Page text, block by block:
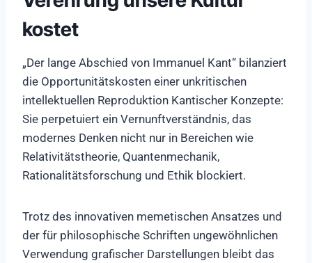
kostet
„Der lange Abschied von Immanuel Kant“ bilanziert
die Opportunitätskosten einer unkritischen
intellektuellen Reproduktion Kantischer Konzepte:
Sie perpetuiert ein Vernunftverständnis, das
modernes Denken nicht nur in Bereichen wie
Relativitätstheorie, Quantenmechanik,
Rationalitätsforschung und Ethik blockiert.
Trotz des innovativen memetischen Ansatzes und
der für philosophische Schriften ungewöhnlichen
Verwendung grafischer Darstellungen bleibt das